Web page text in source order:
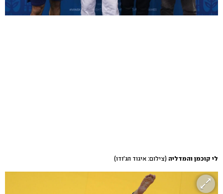
לי קוכמן והמדליה (צילום: איגוד הג'ודו)